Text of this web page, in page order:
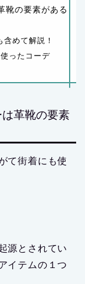
靴の要素がある
めて解説！
ったコーデ
革靴の要素
て街着にも使
源とされてい
イテムの１つ